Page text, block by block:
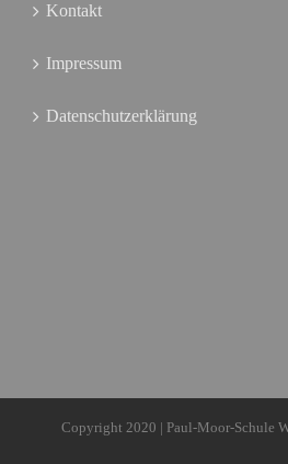
Kontakt
Impressum
Datenschutzerklärung
Copyright 2020 | Paul-Moor-Schule